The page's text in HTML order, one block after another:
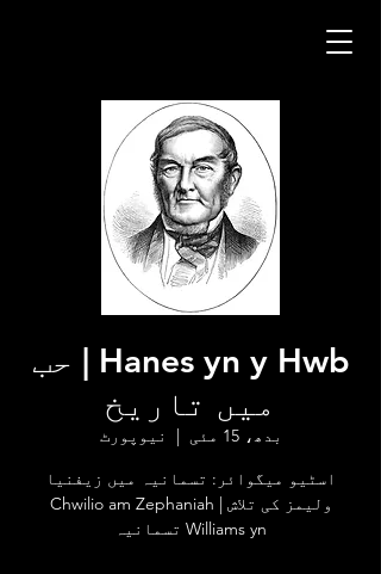
Hanes yn y Hwb | حب
میں تاریخ
بدھ، 15 مئی
  |
نیوپورٹ
اسٹیو میگوائر: تسمانیہ میں زیفنیا
ولیمز کی تلاش | Chwilio am Zephaniah
Williams yn تسمانیہ